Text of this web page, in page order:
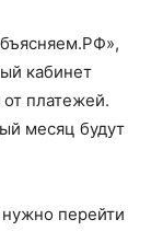
кабинет
от платежей.
месяц будут
нужно перейти